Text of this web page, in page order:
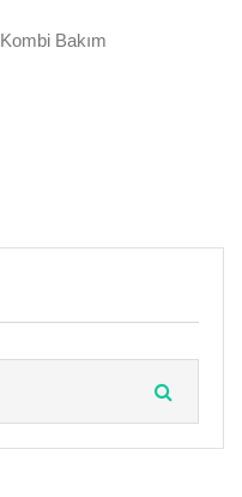
Kombi Bakım